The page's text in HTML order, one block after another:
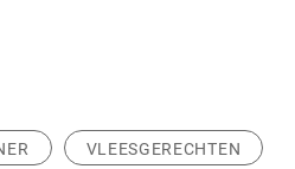
VLEESGERECHTEN